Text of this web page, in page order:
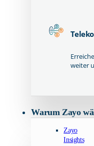
weiter
Warum Zayo
Zayo
Insights